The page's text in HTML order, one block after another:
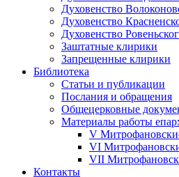
Духовенство
Духовенство
Духовенство
Заштатные клирики
Запрещенные клирики
Библиотека
Статьи и публикации
Послания и обращения
Общецерковные
Материалы работы
V
VI
VII
Контакты